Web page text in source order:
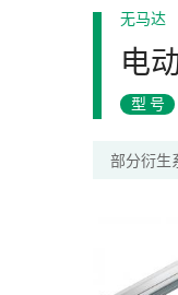
无马达
电
型号
部分衍生